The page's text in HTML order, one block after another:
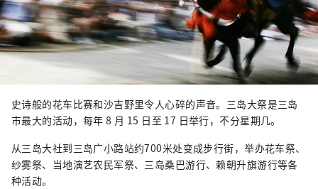
史诗般的花车比赛和沙吉野里令人心碎的声音。三岛大祭是三岛
市最大的活动，每年 8 月 15 日至 17 日举行，不分星期几。
从三岛大社到三岛广小路站约700米处变成步行街，举办花车祭、
纱雾祭、当地演艺农民军祭、三岛桑巴游行、赖朝升旗游行等各
种活动。